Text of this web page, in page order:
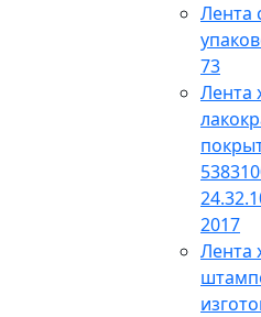
Лента
73
Лента
2017
Лента